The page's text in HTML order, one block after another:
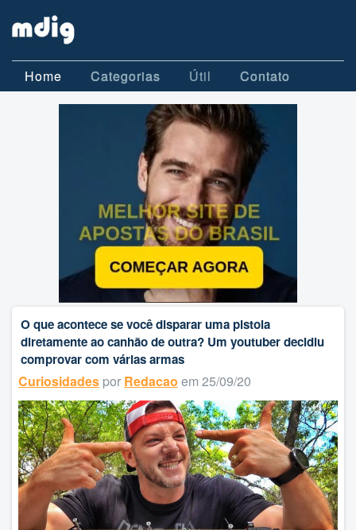
Home Categorias Útil Contato
O que acontece se você disparar uma pistola
diretamente ao canhão de outra? Um youtuber decidiu
comprovar com várias armas
Curiosidades por Redacao em 25/09/20